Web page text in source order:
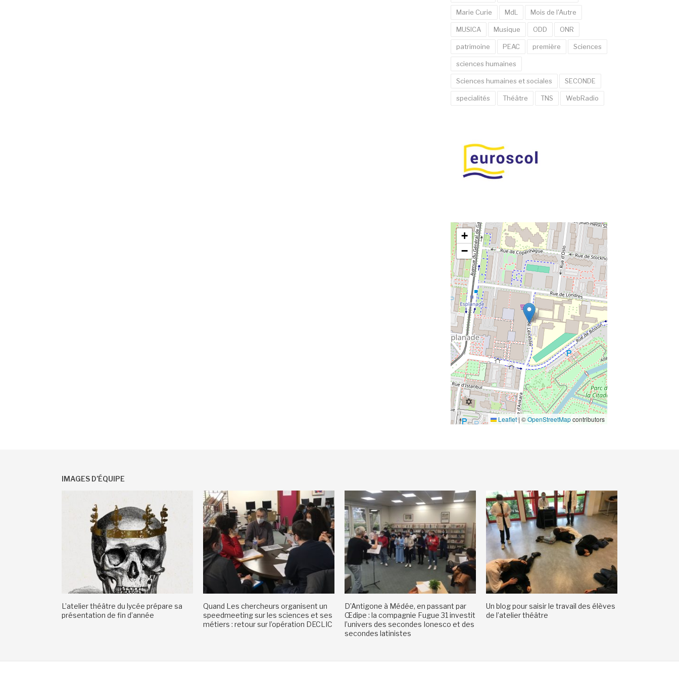
Marie Curie MdL Mois de l'Autre
MUSICA Musique ODD ONR
patrimoine PEAC première Sciences
sciences humaines
Sciences humaines et sociales SECONDE
specialités Théâtre TNS WebRadio
+
−
Leaflet| ©OpenStreetMapcontributors
IMAGES D’ÉQUIPE
L’atelier théâtre du lycée prépare sa
présentation de fin d’année
Quand Les chercheurs organisent un
speedmeeting sur les sciences et ses
métiers : retour sur l’opération DECLIC
D’Antigone à Médée, en passant par
Œdipe : la compagnie Fugue 31 investit
l’univers des secondes Ionesco et des
secondes latinistes
Un blog pour saisir le travail des élèves
de l’atelier théâtre